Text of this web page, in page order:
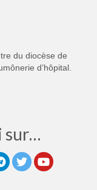
du diocèse de
d’hôpital.
sur…